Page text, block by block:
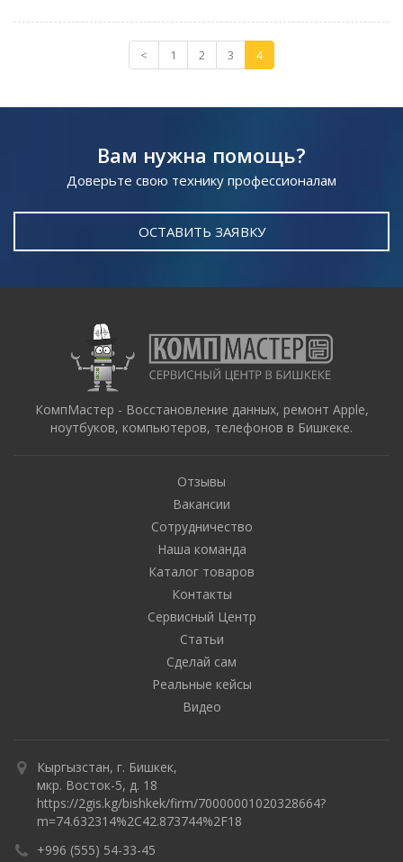
< 1 2 3 4
Вам нужна помощь?
Доверьте свою технику профессионалам
ОСТАВИТЬ ЗАЯВКУ
КомпМастер - Восстановление данных, ремонт Apple,
ноутбуков, компьютеров, телефонов в Бишкеке.
Отзывы
Вакансии
Сотрудничество
Наша команда
Каталог товаров
Контакты
Сервисный Центр
Статьи
Сделай сам
Реальные кейсы
Видео
Кыргызстан, г. Бишкек,
мкр. Восток-5, д. 18
https://2gis.kg/bishkek/firm/70000001020328664?
m=74.632314%2C42.873744%2F18
+996 (555) 54-33-45